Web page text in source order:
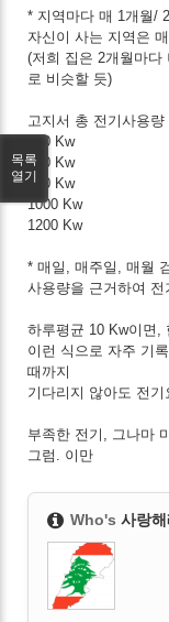
* 지역마다 매 1개월/
자신이 사는 지역은
(저희 집은 2개월마다
로 비슷할 듯)
고지서 총 전기사용
400 Kw -
600 Kw -
800 Kw -
1000 Kw -
1200 Kw -
* 매일, 매주일, 매월
사용량을 근거하여
하루평균 10 Kw이면,
이런 식으로 자주 기
때까지
기다리지 않아도 전
부족한 전기, 그나마
그럼. 이만
Who's 사랑
목록
열기